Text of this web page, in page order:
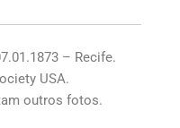
– Recife.
USA.
outros fotos.